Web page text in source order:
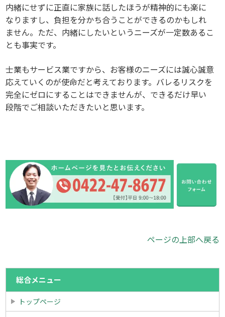
内緒にせずに正直に家族に話したほうが精神的にも楽に
なりますし、負担を分かち合うことができるのかもしれ
ません。ただ、内緒にしたいというニーズが一定数あるこ
とも事実です。
士業もサービス業ですから、お客様のニーズには誠心誠意
応えていくのが使命だと考えております。バレるリスクを
完全にゼロにすることはできませんが、できるだけ早い
段階でご相談いただきたいと思います。
ページの上部へ戻る
総合メニュー
トップページ